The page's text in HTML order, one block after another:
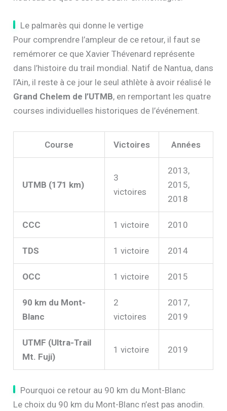
Le palmarès qui donne le vertige
Pour comprendre l’ampleur de ce retour, il faut se
remémorer ce que Xavier Thévenard représente
dans l’histoire du trail mondial. Natif de Nantua, dans
l’Ain, il reste à ce jour le seul athlète à avoir réalisé le
Grand Chelem de l’UTMB, en remportant les quatre
courses individuelles historiques de l’événement.
Course Victoires Années
UTMB (171 km)
3
victoires
2013,
2015,
2018
CCC 1 victoire 2010
TDS 1 victoire 2014
OCC 1 victoire 2015
90 km du Mont-
Blanc
2
victoires
2017,
2019
UTMF (Ultra-Trail
Mt. Fuji)
1 victoire 2019
Pourquoi ce retour au 90 km du Mont-Blanc
Le choix du 90 km du Mont-Blanc n’est pas anodin.